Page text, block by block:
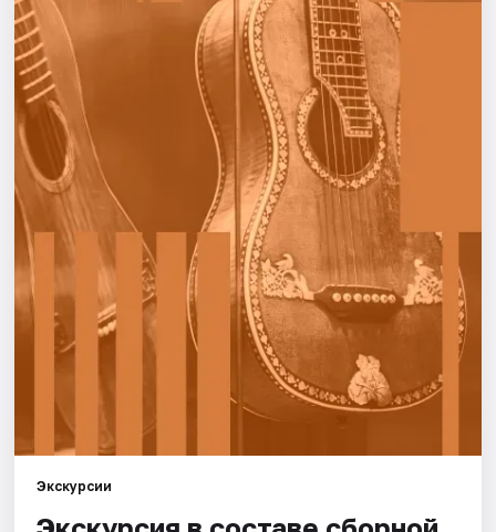
События
Города
Площадки
Артисты
Рейтинги
Экскурсии